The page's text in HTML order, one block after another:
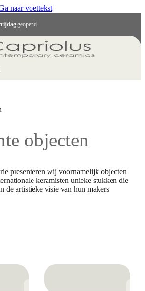
naar voettekst
geopend
objecten
presenteren wij voornamelijk objecten
keramisten unieke stukken die
de artistieke visie van hun makers